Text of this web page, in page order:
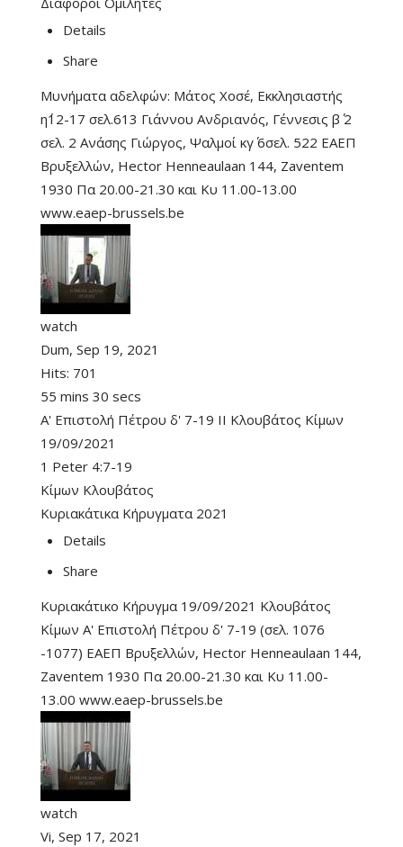
Details
Share
Μυνήματα αδελφών: Μάτος Χοσέ, Εκκλησιαστής
η΄12-17 σελ.613 Γιάννου Ανδριανός, Γέννεσις β΄ 2
σελ. 2 Ανάσης Γιώργος, Ψαλμοί κγ΄ 6σελ. 522 ΕΑΕΠ
Βρυξελλών, Hector Henneaulaan 144, Zaventem
1930 Πα 20.00-21.30 και Κυ 11.00-13.00
www.eaep-brussels.be
watch
Dum, Sep 19, 2021
Hits: 701
55 mins 30 secs
Α' Επιστολή Πέτρου δ' 7-19 II Κλουβάτος Κίμων
19/09/2021
1 Peter 4:7-19
Κίμων Κλουβάτος
Κυριακάτικα Κήρυγματα 2021
Details
Share
Κυριακάτικο Κήρυγμα 19/09/2021 Κλουβάτος
Κίμων Α' Επιστολή Πέτρου δ' 7-19 (σελ. 1076
-1077) ΕΑΕΠ Βρυξελλών, Hector Henneaulaan 144,
Zaventem 1930 Πα 20.00-21.30 και Κυ 11.00-
13.00 www.eaep-brussels.be
watch
Vi, Sep 17, 2021